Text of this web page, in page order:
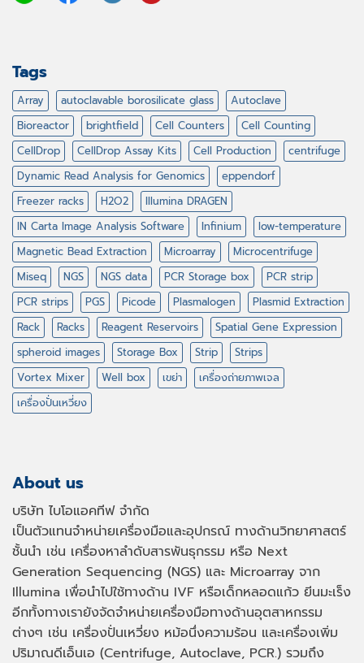
Tags
Array autoclavable borosilicate glass
Autoclave
Bioreactor
brightfield Cell Counters
Cell Counting
CellDrop
CellDrop Assay Kits Cell Production
centrifuge
Dynamic Read Analysis for Genomics
eppendorf
Freezer racks
H2O2
Illumina DRAGEN
IN Carta Image Analysis Software
Infinium
low-temperature
Magnetic Bead Extraction
Microarray
Microcentrifuge
Miseq
NGS NGS data PCR Storage box
PCR strip
PCR strips
PGS Picode Plasmalogen
Plasmid Extraction
Rack
Racks Reagent Reservoirs
Spatial Gene Expression
spheroid images
Storage Box Strip
Strips
Vortex Mixer
Well box เขย่า
เครื่องถ่ายภาพเจล
เครื่องปั่นเหวี่ยง
About us
บริษัท ไบโอแอคทีฟ จำกัด
เป็นตัวแทนจำหน่ายเครื่องมือและอุปกรณ์ ทางด้านวิทยาศาสตร์
ชั้นนำ เช่น เครื่องหาลำดับสารพันธุกรรม หรือ Next
Generation Sequencing (NGS) และ Microarray จาก
Illumina เพื่อนำไปใช้ทางด้าน IVF หรือเด็กหลอดแก้ว ยีนมะเร็ง
อีกทั้งทางเรายังจัดจำหน่ายเครื่องมือทางด้านอุตสาหกรรม
ต่างๆ เช่น เครื่องปั่นเหวี่ยง หม้อนึ่งความร้อน และเครื่องเพิ่ม
ปริมาณดีเอ็นเอ (Centrifuge, Autoclave, PCR.) รวมถึง